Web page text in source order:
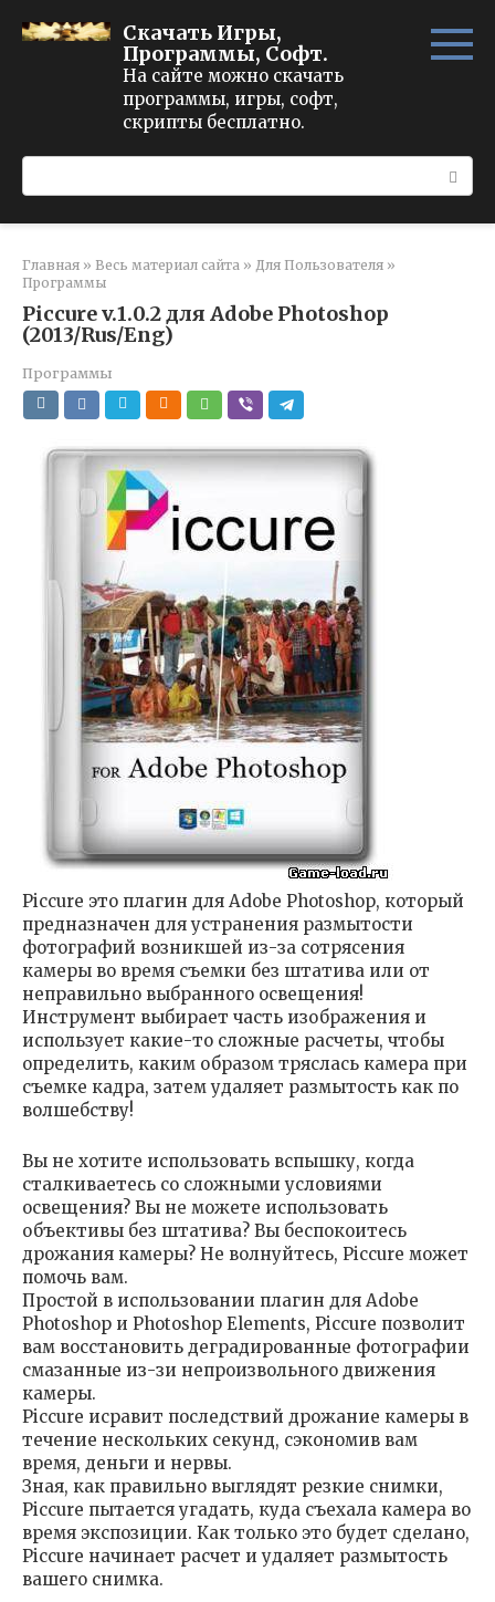
Скачать Игры,
Программы, Софт.
На сайте можно скачать
программы, игры, софт,
скрипты бесплатно.
Главная » Весь материал сайта » Для Пользователя »
Программы
Piccure v.1.0.2 для Adobe Photoshop
(2013/Rus/Eng)
Программы
Piccure это плагин для Adobe Photoshop, который
предназначен для устранения размытости
фотографий возникшей из-за сотрясения
камеры во время съемки без штатива или от
неправильно выбранного освещения!
Инструмент выбирает часть изображения и
использует какие-то сложные расчеты, чтобы
определить, каким образом тряслась камера при
съемке кадра, затем удаляет размытость как по
волшебству!
Вы не хотите использовать вспышку, когда
сталкиваетесь со сложными условиями
освещения? Вы не можете использовать
объективы без штатива? Вы беспокоитесь
дрожания камеры? Не волнуйтесь, Piccure может
помочь вам.
Простой в использовании плагин для Adobe
Photoshop и Photoshop Elements, Piccure позволит
вам восстановить деградированные фотографии
смазанные из-зи непроизвольного движения
камеры.
Piccure исравит последствий дрожание камеры в
течение нескольких секунд, сэкономив вам
время, деньги и нервы.
Зная, как правильно выглядят резкие снимки,
Piccure пытается угадать, куда съехала камера во
время экспозиции. Как только это будет сделано,
Piccure начинает расчет и удаляет размытость
вашего снимка.